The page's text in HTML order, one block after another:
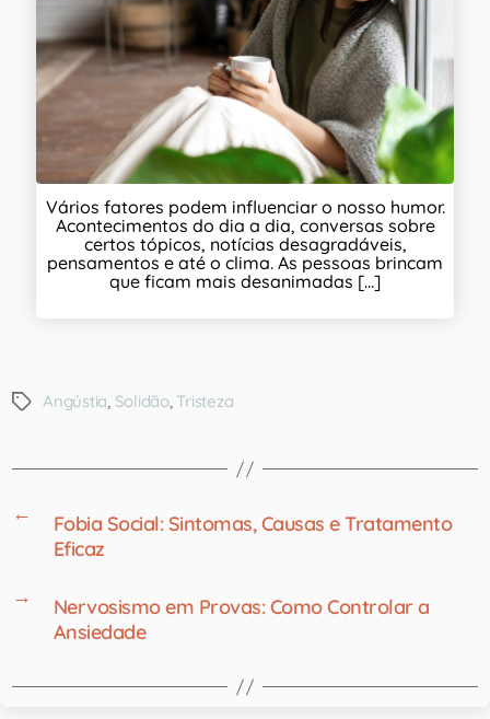
Vários fatores podem influenciar o nosso humor.
Acontecimentos do dia a dia, conversas sobre
certos tópicos, notícias desagradáveis,
pensamentos e até o clima. As pessoas brincam
que ficam mais desanimadas [...]
Angústia, Solidão, Tristeza
←
Fobia Social: Sintomas, Causas e Tratamento
Eficaz
→
Nervosismo em Provas: Como Controlar a
Ansiedade